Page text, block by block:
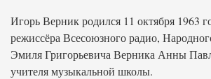
Игорь Верник родился 11 октября 1963
режиссёра Всесоюзного радио,
Эмиля Григорьевича Верника Анны
учителя музыкальной школы.